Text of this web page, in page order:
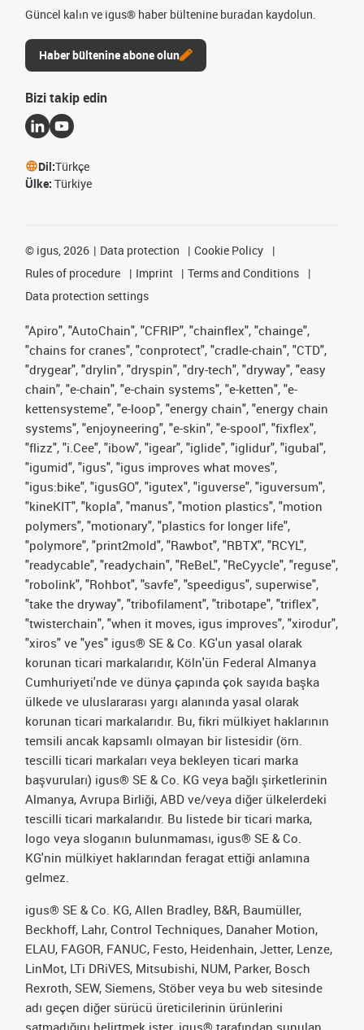
Güncel kalın ve igus® haber bültenine buradan kaydolun.
Haber bültenine abone olun
Bizi takip edin
Dil:Türkçe
Ülke: Türkiye
© igus, 2026 Data protection
Cookie Policy
Rules of procedure
Imprint
Terms and Conditions
Data protection settings
"Apiro", "AutoChain", "CFRIP", "chainflex", "chainge",
"chains for cranes", "conprotect", "cradle-chain", "CTD",
"drygear", "drylin", "dryspin", "dry-tech", "dryway", "easy
chain", "e-chain", "e-chain systems", "e-ketten", "e-
kettensysteme", "e-loop", "energy chain", "energy chain
systems", "enjoyneering", "e-skin", "e-spool", "fixflex",
"flizz", "i.Cee", "ibow", "igear", "iglide", "iglidur", "igubal",
"igumid", "igus", "igus improves what moves",
"igus:bike", "igusGO", "igutex", "iguverse", "iguversum",
"kineKIT", "kopla", "manus", "motion plastics", "motion
polymers", "motionary", "plastics for longer life",
"polymore", "print2mold", "Rawbot", "RBTX", "RCYL",
"readycable", "readychain", "ReBeL", "ReCyycle", "reguse",
"robolink", "Rohbot", "savfe", "speedigus", superwise",
"take the dryway", "tribofilament", "tribotape", "triflex",
"twisterchain", "when it moves, igus improves", "xirodur",
"xiros" ve "yes" igus® SE & Co. KG'un yasal olarak
korunan ticari markalarıdır, Köln'ün Federal Almanya
Cumhuriyeti'nde ve dünya çapında çok sayıda başka
ülkede ve uluslararası yargı alanında yasal olarak
korunan ticari markalarıdır. Bu, fikri mülkiyet haklarının
temsili ancak kapsamlı olmayan bir listesidir (örn.
tescilli ticari markaları veya bekleyen ticari marka
başvuruları) igus® SE & Co. KG veya bağlı şirketlerinin
Almanya, Avrupa Birliği, ABD ve/veya diğer ülkelerdeki
tescilli ticari markalarıdır. Bu listede bir ticari marka,
logo veya sloganın bulunmaması, igus® SE & Co.
KG'nin mülkiyet haklarından feragat ettiği anlamına
gelmez.
igus® SE & Co. KG, Allen Bradley, B&R, Baumüller,
Beckhoff, Lahr, Control Techniques, Danaher Motion,
ELAU, FAGOR, FANUC, Festo, Heidenhain, Jetter, Lenze,
LinMot, LTi DRiVES, Mitsubishi, NUM, Parker, Bosch
Rexroth, SEW, Siemens, Stöber veya bu web sitesinde
adı geçen diğer sürücü üreticilerinin ürünlerini
satmadığını belirtmek ister. igus® tarafından sunulan